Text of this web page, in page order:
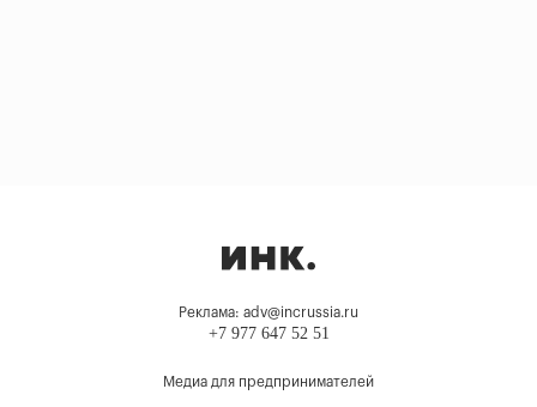
Реклама: adv@incrussia.ru
+7 977 647 52 51
Медиа для предпринимателей